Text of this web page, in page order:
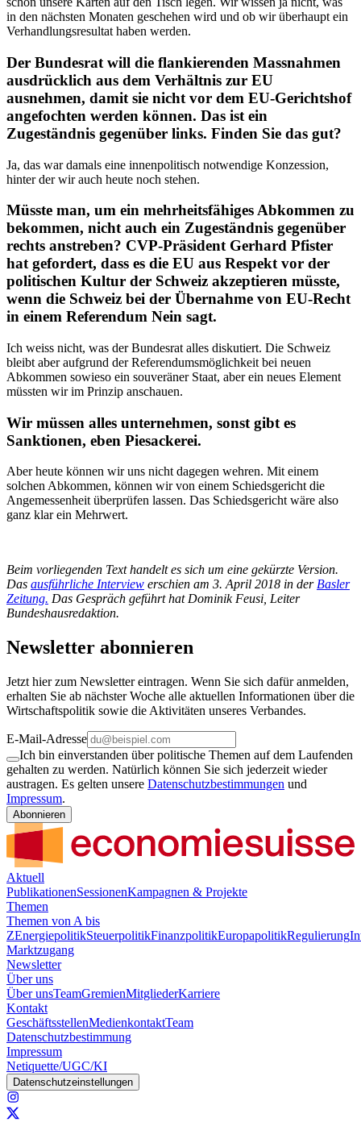
in den nächsten Monaten geschehen wird und ob wir überhaupt ein
Verhandlungsresultat haben werden.
Der Bundesrat will die flankierenden Massnahmen
ausdrücklich aus dem Verhältnis zur EU
ausnehmen, damit sie nicht vor dem EU-Gerichtshof
angefochten werden können. Das ist ein
Zugeständnis gegenüber links. Finden Sie das gut?
Ja, das war damals eine innenpolitisch notwendige Konzession,
hinter der wir auch heute noch stehen.
Müsste man, um ein mehrheitsfähiges Abkommen zu
bekommen, nicht auch ein Zugeständnis gegenüber
rechts anstreben? CVP-Präsident Gerhard Pfister
hat gefordert, dass es die EU aus Respekt vor der
politischen Kultur der Schweiz akzeptieren müsste,
wenn die Schweiz bei der Übernahme von EU-Recht
in einem Referendum Nein sagt.
Ich weiss nicht, was der Bundesrat alles diskutiert. Die Schweiz
bleibt aber aufgrund der Referendumsmöglichkeit bei neuen
Abkommen sowieso ein souveräner Staat, aber ein neues Element
müssten wir im Prinzip anschauen.
Wir müssen alles unternehmen, sonst gibt es
Sanktionen, eben Piesackerei.
Aber heute können wir uns nicht dagegen wehren. Mit einem
solchen Abkommen, können wir von einem Schiedsgericht die
Angemessenheit überprüfen lassen. Das Schiedsgericht wäre also
ganz klar ein Mehrwert.
Beim vorliegenden Text handelt es sich um eine gekürzte Version.
Das ausführliche Interview erschien am 3. April 2018 in derBasler
Zeitung. Das Gespräch geführt hat Dominik Feusi, Leiter
Bundeshausredaktion.
Newsletter abonnieren
Jetzt hier zum Newsletter eintragen. Wenn Sie sich dafür anmelden,
erhalten Sie ab nächster Woche alle aktuellen Informationen über die
Wirtschaftspolitik sowie die Aktivitäten unseres Verbandes.
E-Mail-Adresse
Ich bin einverstanden über politische Themen auf dem Laufenden
gehalten zu werden. Natürlich können Sie sich jederzeit wieder
austragen. Es gelten unsere Datenschutzbestimmungen und
Impressum.
Abonnieren
Aktuell
PublikationenSessionenKampagnen & Projekte
Themen
Themen von A bis
ZEnergiepolitikSteuerpolitikFinanzpolitikEuropapolitikRegulierung
Marktzugang
Newsletter
Über uns
Über unsTeamGremienMitgliederKarriere
Kontakt
GeschäftsstellenMedienkontaktTeam
Datenschutzbestimmung
Impressum
Netiquette/UGC/KI
Datenschutzeinstellungen